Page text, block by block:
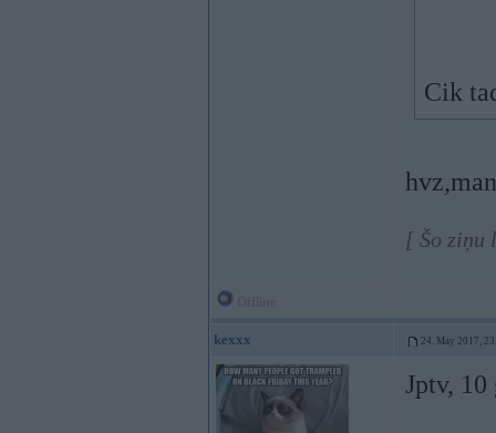
Cik
[ Šo ziņu
kexxx 24. May 2017,
Jptv,